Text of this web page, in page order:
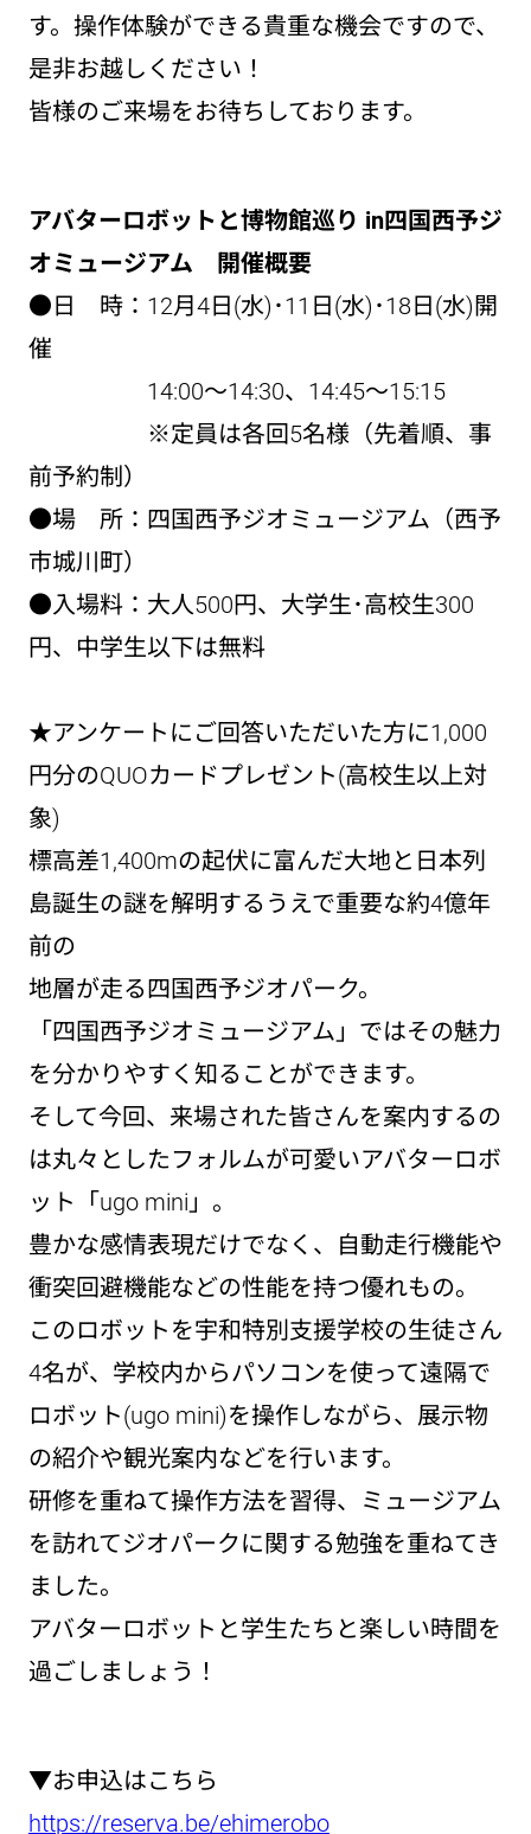
す。操作体験ができる貴重な機会ですので、
是非お越しください！
皆様のご来場をお待ちしております。
アバターロボットと博物館巡り in四国西予ジ
オミュージアム 開催概要
●日 時：12月4日(水)･11日(水)･18日(水)開
催
14:00～14:30、14:45～15:15
※定員は各回5名様（先着順、事
前予約制）
●場 所：四国西予ジオミュージアム（西予
市城川町）
●入場料：大人500円、大学生･高校生300
円、中学生以下は無料
★アンケートにご回答いただいた方に1,000
円分のQUOカードプレゼント(高校生以上対
象)
標高差1,400mの起伏に富んだ大地と日本列
島誕生の謎を解明するうえで重要な約4億年
前の
地層が走る四国西予ジオパーク。
「四国西予ジオミュージアム」ではその魅力
を分かりやすく知ることができます。
そして今回、来場された皆さんを案内するの
は丸々としたフォルムが可愛いアバターロボ
ット「ugo mini」。
豊かな感情表現だけでなく、自動走行機能や
衝突回避機能などの性能を持つ優れもの。
このロボットを宇和特別支援学校の生徒さん
4名が、学校内からパソコンを使って遠隔で
ロボット(ugo mini)を操作しながら、展示物
の紹介や観光案内などを行います。
研修を重ねて操作方法を習得、ミュージアム
を訪れてジオパークに関する勉強を重ねてき
ました。
アバターロボットと学生たちと楽しい時間を
過ごしましょう！
▼お申込はこちら
https://reserva.be/ehimerobo